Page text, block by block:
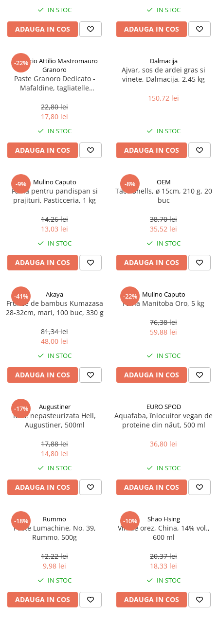
Spania / Cipru / Africa
Sare de mare din Oceanele Pacific
Sare de mare naturala din
Portugalia
Sare de roca
Sare marina
Specialitati din ulei
Terine si placinte
Uleiuri Premium
Uleiuri speciale/presate la rece
Ulei de masline extravirgin
Ulei Gegenbauer
Ulei Huilerie Beaujolaise
Ulei Wiberg Gastro
Prajitore paine
Gratare
Cesti, boluri, vesela
IN STOC
ADAUGA IN COS
IN STOC
ADAUGA IN COS
-22%
Pastificio Attilio Mastromauro
Granoro
Paste Granoro Dedicato -
Mafaldine, tagliatelle
22,80 lei
17,80 lei
IN STOC
ADAUGA IN COS
Dalmacija
Ajvar, sos de ardei gras si
vinete, Dalmacija, 2,45 kg
150,72 lei
IN STOC
ADAUGA IN COS
-9% Mulino Caputo
Faina pentru pandispan si
prajituri, Pasticceria, 1 kg
14,26 lei
13,03 lei
IN STOC
ADAUGA IN COS
-8% OEM
Taco Shells, ø 15cm, 210 g, 20
buc
38,70 lei
35,52 lei
IN STOC
ADAUGA IN COS
-41% Akaya
Frunze de bambus Kumazasa
28-32cm, mari, 100 buc, 330 g
81,34 lei
48,00 lei
IN STOC
ADAUGA IN COS
-22% Mulino Caputo
Faina Manitoba Oro, 5 kg
76,38 lei
59,88 lei
IN STOC
ADAUGA IN COS
-17% Augustiner
Bere nepasteurizata Hell,
Augustiner, 500ml
17,88 lei
14,80 lei
IN STOC
ADAUGA IN COS
EURO SPOD
Aquafaba, înlocuitor vegan de
proteine ​​din năut, 500 ml
36,80 lei
IN STOC
ADAUGA IN COS
-18% Rummo
Paste Lumachine, No. 39,
Rummo, 500g
12,22 lei
9,98 lei
IN STOC
ADAUGA IN COS
-10% Shao Hsing
Vin de orez, China, 14% vol.,
600 ml
20,37 lei
18,33 lei
IN STOC
ADAUGA IN COS